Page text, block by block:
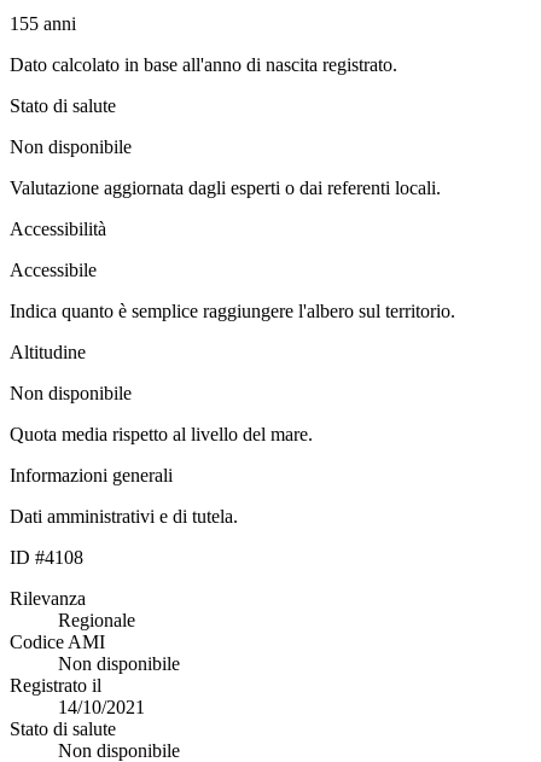
155 anni
Dato calcolato in base all'anno di nascita registrato.
Stato di salute
Non disponibile
Valutazione aggiornata dagli esperti o dai referenti locali.
Accessibilità
Accessibile
Indica quanto è semplice raggiungere l'albero sul territorio.
Altitudine
Non disponibile
Quota media rispetto al livello del mare.
Informazioni generali
Dati amministrativi e di tutela.
ID #4108
Rilevanza
Regionale
Codice AMI
Non disponibile
Registrato il
14/10/2021
Stato di salute
Non disponibile